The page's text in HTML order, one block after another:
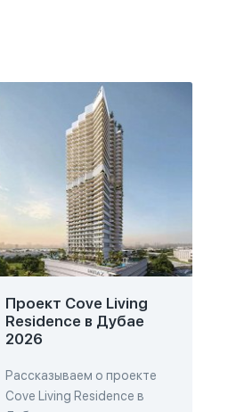
Проект Cove Living
Residence в Дубае
2026
Рассказываем о проекте
Cove Living Residence в